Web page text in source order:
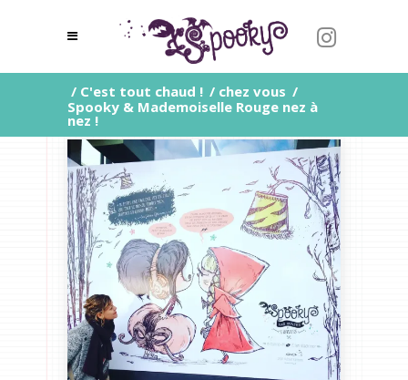
/ C'est tout chaud ! / chez vous /
Spooky & Mademoiselle Rouge nez à
nez !